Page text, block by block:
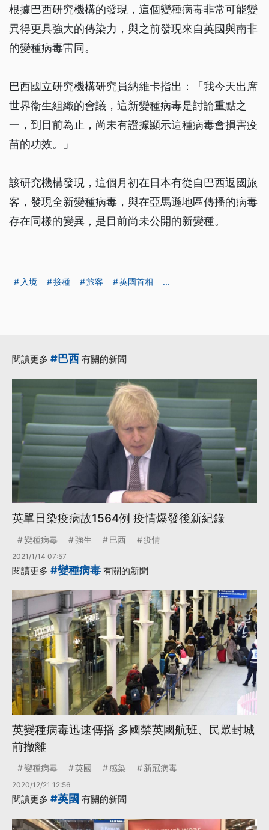
根據巴西研究機構的發現，這個變種病毒非常可能變
異得更具強大的傳染力，與之前發現來自英國與南非
的變種病毒雷同。
巴西國立研究機構研究員納維卡指出：「我今天出席
世界衛生組織的會議，這新變種病毒是討論重點之
一，到目前為止，尚未有證據顯示這種病毒會損害疫
苗的功效。」
該研究機構發現，這個月初在日本有從自巴西返國旅
客，發現全新變種病毒，與在亞馬遜地區傳播的病毒
存在同樣的變異，是目前尚未公開的新變種。
入境 接種 旅客 英國首相 ...
閱讀更多 #巴西 有關的新聞
英單日染疫病故1564例 疫情爆發後新紀錄
變種病毒 強生 巴西 疫情
2021/1/14 07:57
閱讀更多 #變種病毒 有關的新聞
英變種病毒迅速傳播 多國禁英國航班、民眾封城
前撤離
變種病毒 英國 感染 新冠病毒
2020/12/21 12:56
閱讀更多 #英國 有關的新聞